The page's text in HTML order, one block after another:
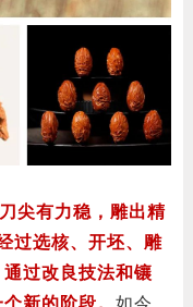
尖有力稳，雕出精
过选核、开坯、雕
过改良技法和镶
新的阶段。如今